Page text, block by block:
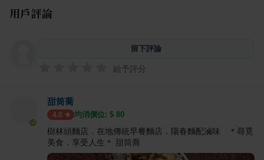
用戶評論
留下評論
給予評分
甜筒喬
4.0 均消價位: $ 80
樹林頭麵店．在地傳統早餐麵店．陽春麵配滷味 ＊尋覓
美食．享受人生＊ 甜筒喬